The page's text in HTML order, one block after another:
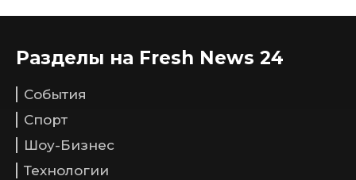
Разделы на Fresh News 24
События
Спорт
Шоу-Бизнес
Технологии